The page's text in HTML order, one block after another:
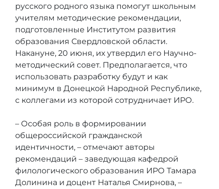
русского родного языка помогут школьным
учителям методические рекомендации,
подготовленные Институтом развития
образования Свердловской области.
Накануне, 20 июня, их утвердил его Научно-
методический совет. Предполагается, что
использовать разработку будут и как
минимум в Донецкой Народной Республике,
с коллегами из которой сотрудничает ИРО.
– Особая роль в формировании
общероссийской гражданской
идентичности, – отмечают авторы
рекомендаций – заведующая кафедрой
филологического образования ИРО Тамара
Долинина и доцент Наталья Смирнова, –